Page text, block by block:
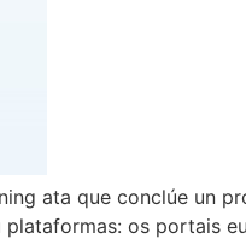
ata que conclúe un
os portais